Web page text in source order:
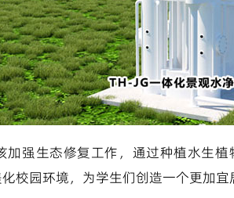
加强生态修复工作，通过种植水生
校园环境，为学生们创造一个更加宜